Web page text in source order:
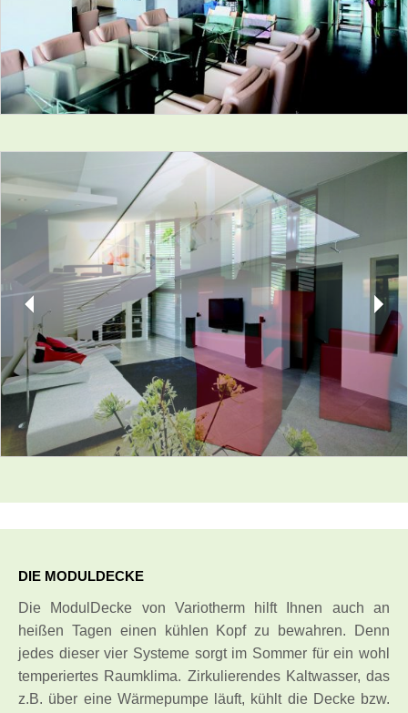
DIE MODULDECKE
Die ModulDecke von Variotherm hilft Ihnen auch an
heißen Tagen einen kühlen Kopf zu bewahren. Denn
jedes dieser vier Systeme sorgt im Sommer für ein wohl
temperiertes Raumklima. Zirkulierendes Kaltwasser, das
z.B. über eine Wärmepumpe läuft, kühlt die Decke bzw.